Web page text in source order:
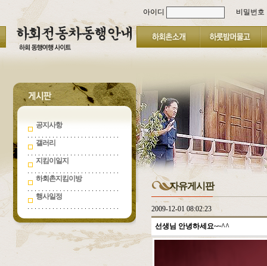
공지사항
갤러리
지킴이일지
하회촌지킴이방
행사일정
아이디 비밀번호
자유게시판
2009-12-01 08:02:23
선생님 안녕하세요~~^^